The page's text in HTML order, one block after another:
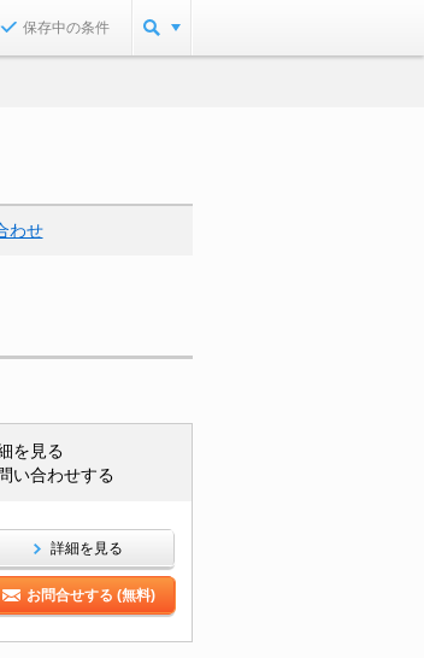
保存中の条件
わせ
を見る
い合わせする
詳細を見る
お問合せする (無料)